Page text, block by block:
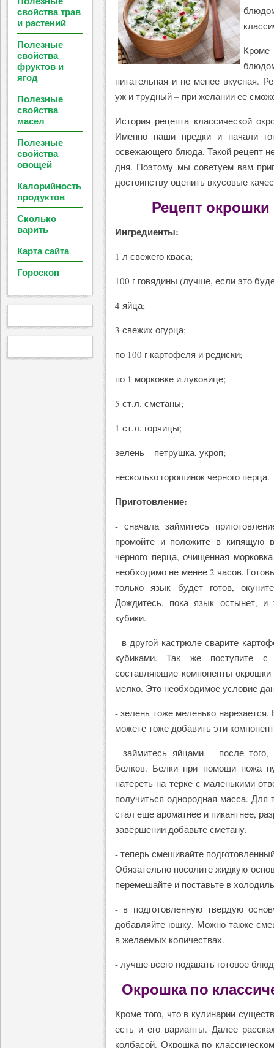
Кроме
питательная и не менее вкусная.
уж и трудный – при желании ее
История рецепта классической
Именно наши предки и начали
освежающего блюда. Такой рецепт
дня. Поэтому мы советуем вам
достоинству оценить вкусовые
Рецепт окрошки
Ингредиенты:
1 л свежего кваса;
100 г говядины (лучше, если это
4 яйца;
3 свежих огурца;
по 100 г картофеля и редиски;
по 1 морковке и луковице;
5 ст.л. сметаны;
1 ст.л. горчицы;
зелень – петрушка, укроп;
несколько горошинок черного перца.
Приготовление:
- сначала займитесь
промойте и положите в кипящую
черного перца, очищенная
необходимо не менее 2 часов.
только язык будет готов,
Дождитесь, пока язык остынет, и
кубики.
- в другой кастрюле сварите
кубиками. Так же поступите с
составляющие компоненты окрошки
мелко. Это необходимое условие
- зелень тоже меленько
можете тоже добавить эти
- займитесь яйцами – после
белков. Белки при помощи ножа
натереть на терке с маленькими
получиться однородная масса. Для
стал еще ароматнее и пикантнее,
завершении добавьте сметану.
- теперь смешивайте
Обязательно посолите жидкую
перемешайте и поставьте в
- в подготовленную твердую
добавляйте юшку. Можно также
в желаемых количествах.
- лучше всего подавать готовое
Окрошка по
Кроме того, что в кулинарии
есть и его варианты. Далее
колбасой. Окрошка по
свойства трав
и растений
Полезные
свойства
фруктов и
ягод
Полезные
свойства
масел
Полезные
свойства
овощей
Калорийность
продуктов
Сколько
варить
Карта сайта
Гороскоп